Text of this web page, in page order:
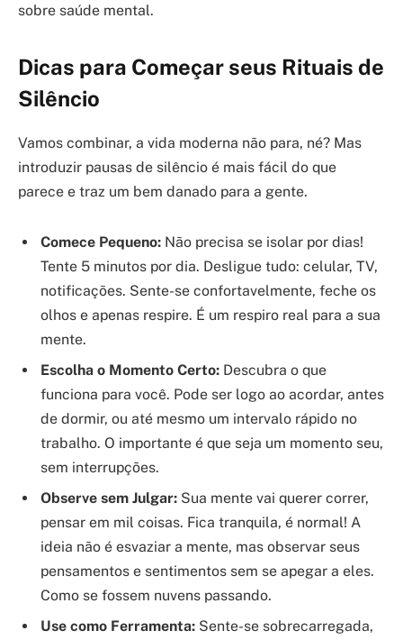
sobre saúde mental.
Dicas para Começar seus Rituais de
Silêncio
Vamos combinar, a vida moderna não para, né? Mas
introduzir pausas de silêncio é mais fácil do que
parece e traz um bem danado para a gente.
Comece Pequeno: Não precisa se isolar por dias!
Tente 5 minutos por dia. Desligue tudo: celular, TV,
notificações. Sente-se confortavelmente, feche os
olhos e apenas respire. É um respiro real para a sua
mente.
Escolha o Momento Certo: Descubra o que
funciona para você. Pode ser logo ao acordar, antes
de dormir, ou até mesmo um intervalo rápido no
trabalho. O importante é que seja um momento seu,
sem interrupções.
Observe sem Julgar: Sua mente vai querer correr,
pensar em mil coisas. Fica tranquila, é normal! A
ideia não é esvaziar a mente, mas observar seus
pensamentos e sentimentos sem se apegar a eles.
Como se fossem nuvens passando.
Use como Ferramenta: Sente-se sobrecarregada,